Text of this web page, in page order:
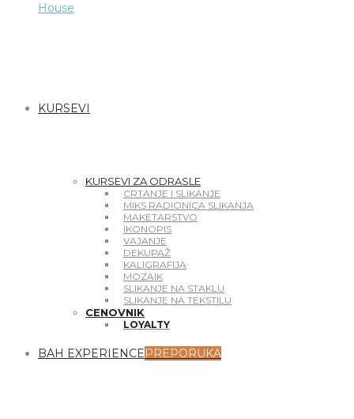
House
KURSEVI
KURSEVI ZA ODRASLE
CRTANJE I SLIKANJE
MIKS RADIONICA SLIKANJA
MAKETARSTVO
IKONOPIS
VAJANJE
DEKUPAŽ
KALIGRAFIJA
MOZAIK
SLIKANJE NA STAKLU
SLIKANJE NA TEKSTILU
CENOVNIK
LOYALTY
BAH EXPERIENCEPREPORUKA